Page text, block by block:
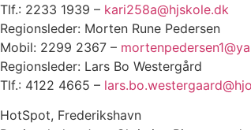
Tlf.: 2233 1939 – kari258a@hjskole.dk
Regionsleder: Morten Rune Pedersen
Mobil: 2299 2367 –
Regionsleder: Lars Bo Westergård
Tlf.: 4122 4665 –
HotSpot, Frederikshavn